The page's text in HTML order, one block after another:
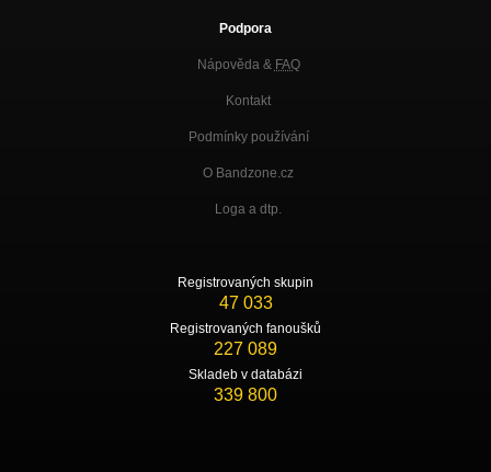
Podpora
Nápověda & FAQ
Kontakt
Podmínky používání
O Bandzone.cz
Loga a dtp.
Registrovaných skupin
47 033
Registrovaných fanoušků
227 089
Skladeb v databázi
339 800